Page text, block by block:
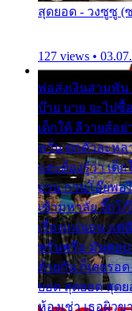
สุดยอด - วงซูซู (
127 views •
พ่อส่งเงินสามพั
บ๊าย บาย จะไปซื้
เด็กใต้ ลีวายส์อ
หวั่น ตกตัวละหล
และต้องรู้ว่า เด็
ยวน กวนโอ๊ยพอ
เข้ามหาลัย จิ๊กโ
เรื่องแน่นอน แต่
พรั่นพรือ มันตอบ
ด้วยกัน ก็เลยรอ
ยอด สุดยอด สุด
ห้องเช่า เธอผิว